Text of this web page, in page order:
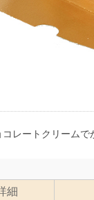
レートクリームで
細